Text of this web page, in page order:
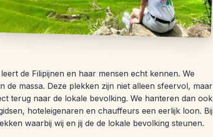
de Filipijnen en haar mensen echt kennen. We
de massa. Deze plekken zijn niet alleen sfeervol, maar
terug naar de lokale bevolking. We hanteren dan ook
hoteleigenaren en chauffeurs een eerlijk loon. Bij
waarbij wij en jij de de lokale bevolking steunen.